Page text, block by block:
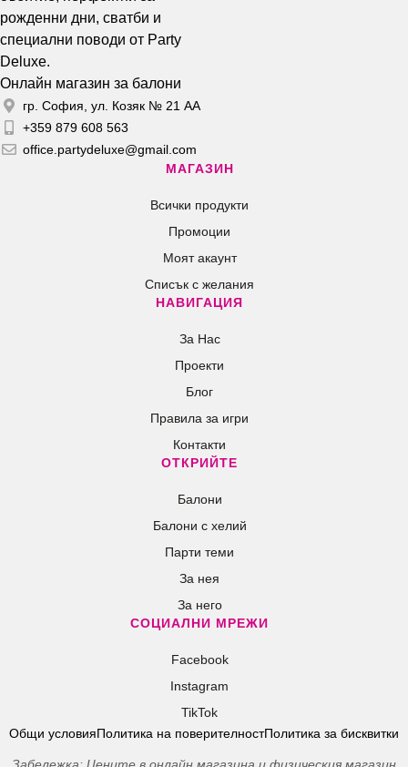
Онлайн магазин за балони
гр. София, ул. Козяк № 21 АА
+359 879 608 563
office.partydeluxe@gmail.com
МАГАЗИН
Всички продукти
Промоции
Моят акаунт
Списък с желания
НАВИГАЦИЯ
За Нас
Проекти
Блог
Правила за игри
Контакти
ОТКРИЙТЕ
Балони
Балони c хелий
Парти теми
За нея
За него
СОЦИАЛНИ МРЕЖИ
Facebook
Instagram
TikTok
Общи условияПолитика на поверителностПолитика за бисквитки